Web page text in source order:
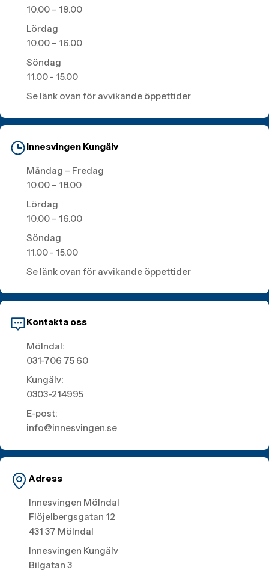
10.00 – 19.00
Lördag
10.00 – 16.00
Söndag
11.00 - 15.00
Se länk ovan för avvikande öppettider
Innesvingen Kungälv
Måndag – Fredag
10.00 – 18.00
Lördag
10.00 – 16.00
Söndag
11.00 - 15.00
Se länk ovan för avvikande öppettider
Kontakta oss
Mölndal:
031-706 75 60
Kungälv:
0303-214995
E-post:
info@innesvingen.se
Adress
Innesvingen Mölndal
Flöjelbergsgatan 12
431 37 Mölndal
Innesvingen Kungälv
Bilgatan 3